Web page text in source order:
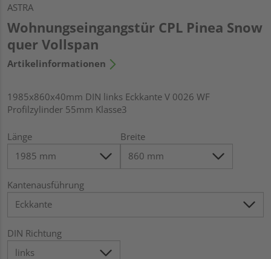
ASTRA
Wohnungseingangstür CPL Pinea Snow
quer Vollspan
Artikelinformationen
1985x860x40mm DIN links Eckkante V 0026 WF
Profilzylinder 55mm Klasse3
Länge Breite
Kantenausführung
DIN Richtung